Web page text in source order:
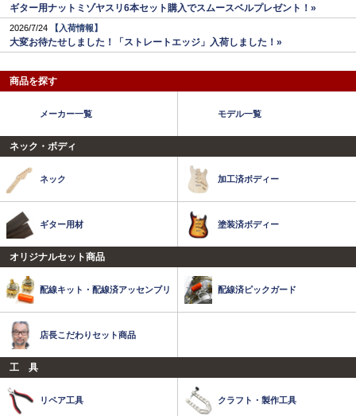
ギター用ナットミゾヤスリ6本セット購入でスムースベルプレゼント！»
2026/7/24 【入荷情報】
大変お待たせしました！「ストレートエッジ」入荷しました！»
商品を探す
メーカー一覧 モデル一覧
ネック・ボディ
ネック 加工済ボディー
ギター用材 塗装済ボディー
オリジナルセット商品
配線キット・配線済アッセンブリ 配線済ピックガード
店長こだわりセット商品
工 具
リペア工具 クラフト・製作工具